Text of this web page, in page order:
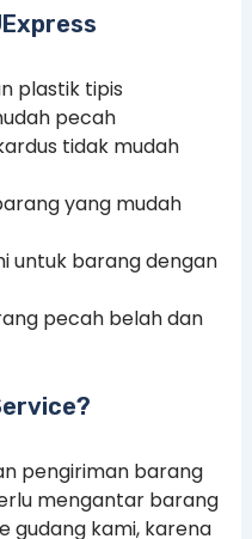
plastik tipis
pecah
tidak mudah
yang mudah
untuk barang dengan
pecah belah dan
pengiriman barang
mengantar barang
gudang kami, karena